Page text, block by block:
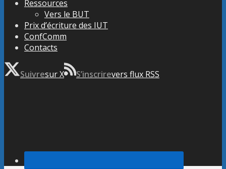
Ressources
Vers le BUT
Prix d’écriture des IUT
ConfComm
Contacts
Suivresur X S’inscrirevers flux RSS